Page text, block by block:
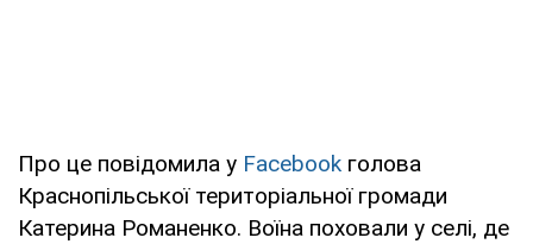
Про це повідомила у Facebook голова
Краснопільської територіальної громади
Катерина Романенко. Воїна поховали у селі, де